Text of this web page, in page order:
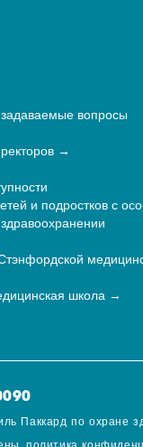
задаваемые вопросы
и подростков с
школа
Паккард по охране